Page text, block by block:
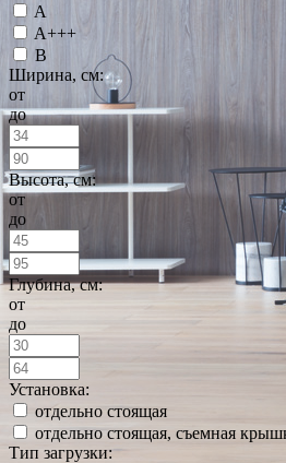
A
A+++
B
Ширина, см:
от
до
Высота, см:
от
до
Глубина, см:
от
до
Установка:
отдельно стоящая
отдельно стоящая, съемная
Тип загрузки: